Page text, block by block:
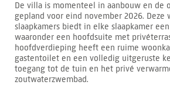
De villa is momenteel in aanbouw en de
gepland voor eind november 2026. Deze
slaapkamers biedt in elke slaapkamer
waaronder een hoofdsuite met
hoofdverdieping heeft een ruime
gastentoilet en een volledig uitgeruste
toegang tot de tuin en het privé
zoutwaterzwembad.